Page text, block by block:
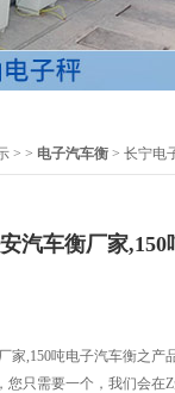
> > 电子汽车衡 > 长宁电
汽车衡厂家,150
家,150吨电子汽车衡之产
您只需要一个，我们会在